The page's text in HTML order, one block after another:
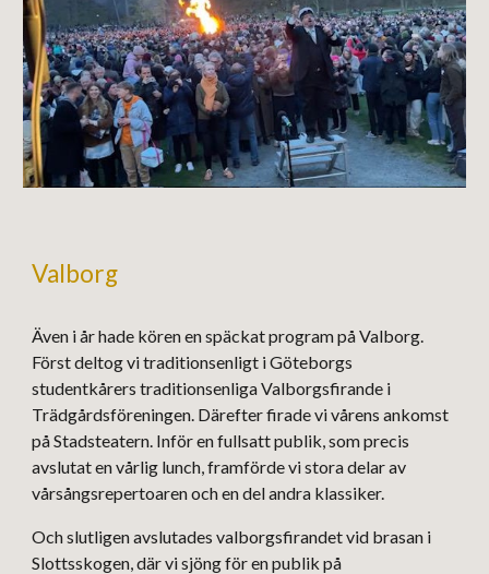
Valborg
Även i år hade kören en späckat program på Valborg.
Först deltog vi traditionsenligt iGöteborgs
studentkårers traditionsenliga Valborgsfirande i
Trädgårdsföreningen. Därefter firade vi vårensankomst
på Stadsteatern. Inför en fullsatt publik, som precis
avslutat en vårlig lunch, framförde vi stora delar av
vårsångsrepertoaren och en del andra klassiker.
Och slutligen avslutades valborgsfirandet vid brasan i
Slottsskogen, där visjöng för en publik på